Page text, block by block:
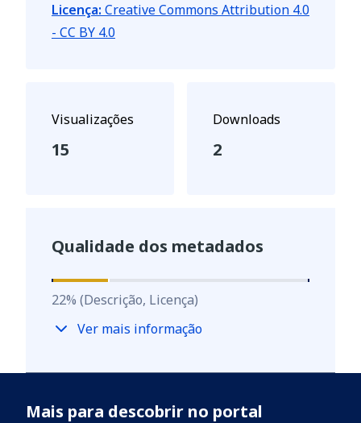
Licença: Creative Commons Attribution 4.0
- CC BY 4.0
Visualizações
15
Downloads
2
Qualidade dos metadados
22%
22% (Descrição, Licença)
Ver mais informação
Mais para descobrir no portal